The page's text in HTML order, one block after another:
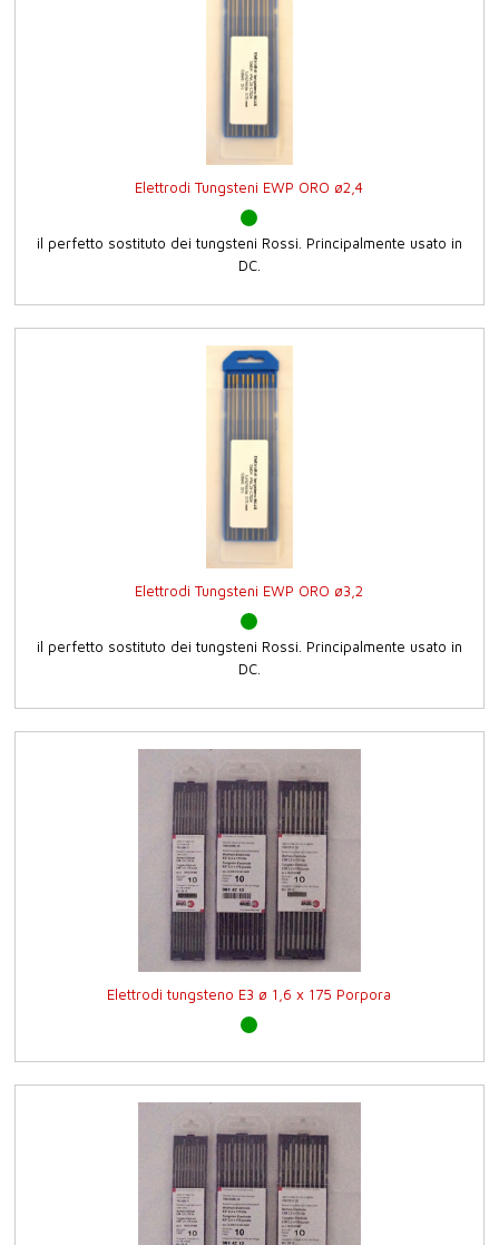
Elettrodi Tungsteni EWP ORO ø2,4
il perfetto sostituto dei tungsteni Rossi. Principalmente usato in
DC.
Elettrodi Tungsteni EWP ORO ø3,2
il perfetto sostituto dei tungsteni Rossi. Principalmente usato in
DC.
Elettrodi tungsteno E3 ø 1,6 x 175 Porpora